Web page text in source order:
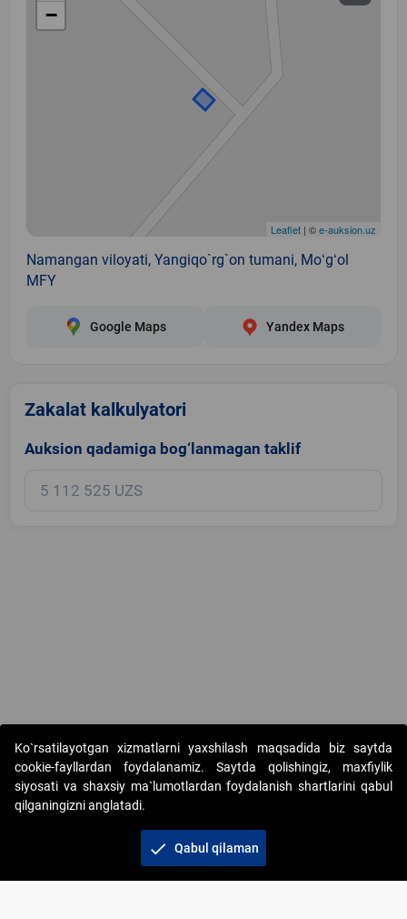
−
Leaflet | ©e-auksion.uz
Namangan viloyati, Yangiqo`rg`on tumani, Moʻgʻol
MFY
Google Maps Yandex Maps
Zakalat kalkulyatori
Auksion qadamiga bog‘lanmagan taklif
Copyright © 2017-2026. "Elektron onlayn-auksionlarni tashkil etish"
AJ. Barcha huquqlar himoyalangan
+998 71 202-21-11
Ko`rsatilayotgan xizmatlarni yaxshilash maqsadida biz saytda
cookie-fayllardan foydalanamiz. Saytda qolishingiz, maxfiylik
siyosati va shaxsiy ma`lumotlardan foydalanish shartlarini qabul
qilganingizni anglatadi.
check Qabul qilaman